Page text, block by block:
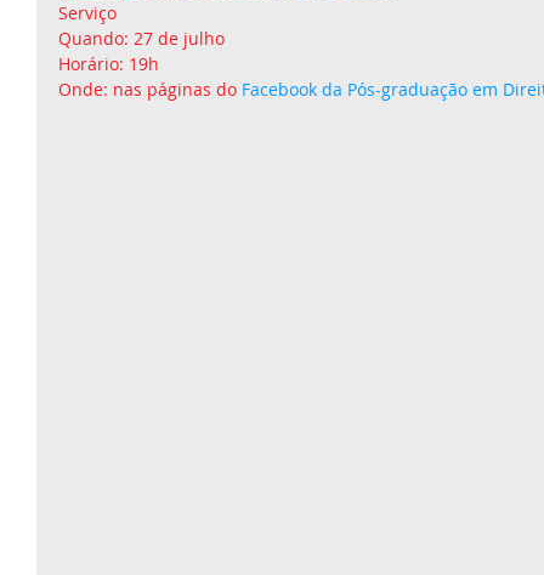
Serviço
Quando: 27 de julho
Horário: 19h
Onde: nas páginas do Facebook da Pós-graduação em